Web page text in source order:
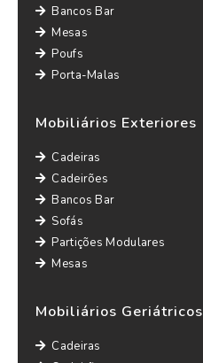
Bancos Bar
Mesas
Poufs
Porta-Malas
Mobiliários Exteriores
Cadeiras
Cadeirões
Bancos Bar
Sofás
Partições Modulares
Mesas
Mobiliários Geriátricos
Cadeiras